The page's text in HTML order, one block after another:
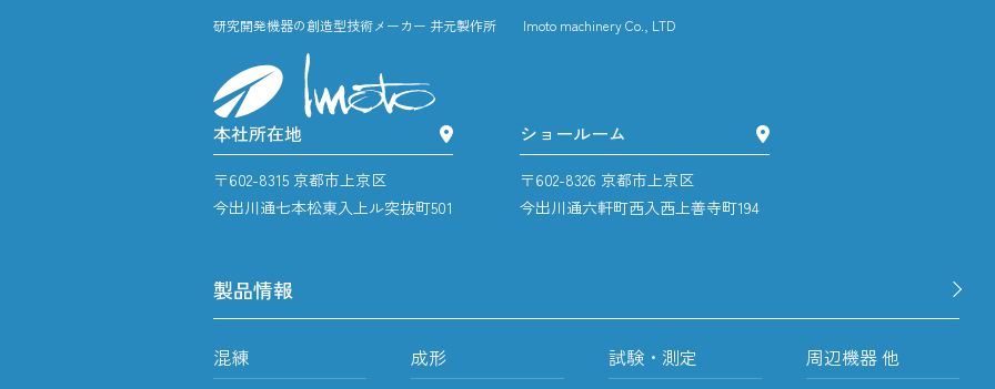
製品情報
混練 成形 試験・測定 周辺機器 他
研究開発機器の創造型技術メーカー 井元製作所 Imoto machinery Co., LTD
本社所在地
〒602-8315 京都市上京区
今出川通七本松東入上ル突抜町501
ショールーム
〒602-8326 京都市上京区
今出川通六軒町西入西上善寺町194